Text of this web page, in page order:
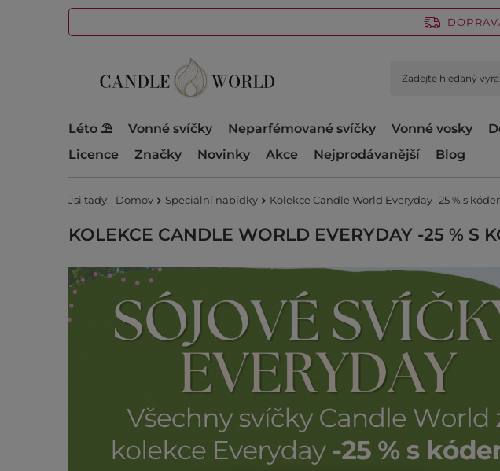
Léto ⛱️ Vonné svíčky Neparfémované svíčky Vonné vosky
Licence
Značky Novinky Akce Nejprodávanější Blog
Jsi tady: Domov Speciální nabídky Kolekce Candle World Everyday -25 % s
KOLEKCE CANDLE WORLD EVERYDAY -25 % S